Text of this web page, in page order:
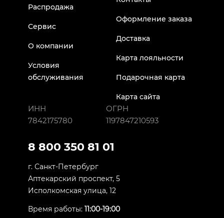
Распродажа
Сервис
О компании
Условия
обслуживания
Оформление заказа
Доставка
Карта лояльности
Подарочная карта
Карта сайта
ИНН
7842175780
ОГРН
1197847210593
8 800 350 81 01
г. Санкт-Петербург
Аптекарский проспект, 5
Исполкомская улица, 12
Время работы: 11:00-19:00